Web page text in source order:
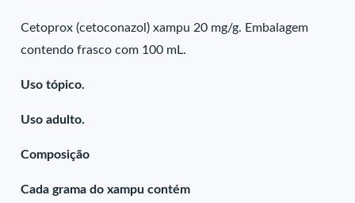
Cetoprox (cetoconazol) xampu 20 mg/g. Embalagem
contendo frasco com 100 mL.
Uso tópico.
Uso adulto.
Composição
Cada grama do xampu contém